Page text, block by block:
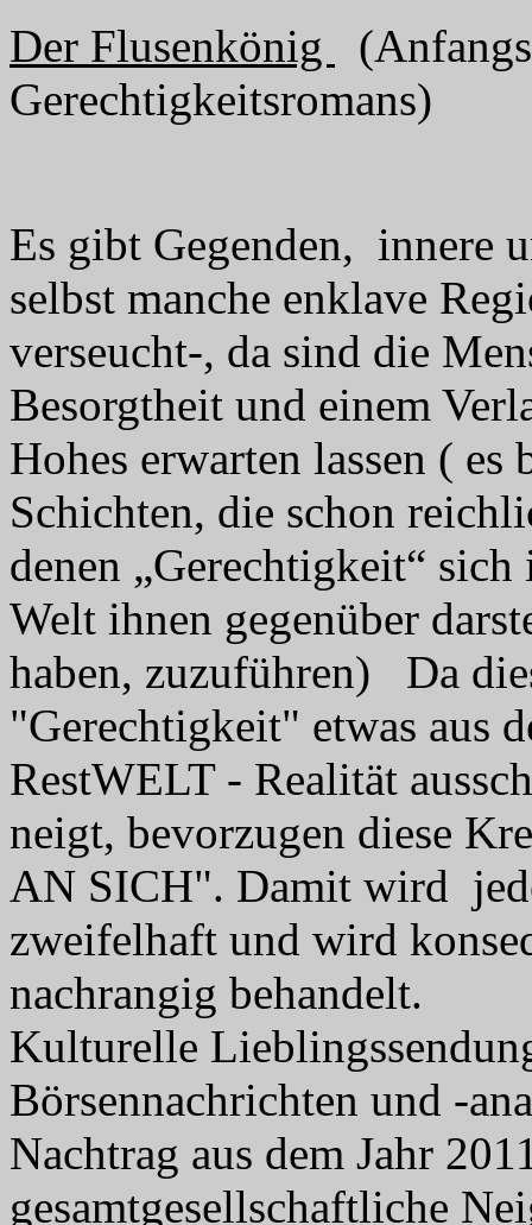
Der Flusenkönig
Gerechtigkeitsromans)
Es gibt Gegenden, innere
selbst manche enklave
verseucht-, da sind die
Besorgtheit und einem
Hohes erwarten lassen (
Schichten, die schon
denen „Gerechtigkeit“
Welt ihnen gegenüber
haben, zuzuführen) Da
"Gerechtigkeit" etwas aus
RestWELT - Realität
neigt, bevorzugen diese
AN SICH". Damit wird
zweifelhaft und wird
nachrangig behandelt.
Kulturelle
Börsennachrichten und -
Nachtrag aus dem Jahr
gesamtgesellschaftliche